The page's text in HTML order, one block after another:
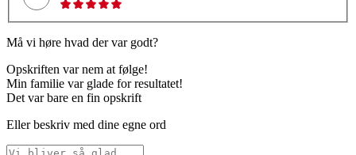
Må vi høre hvad der var godt?
Opskriften var nem at følge!
Min familie var glade for resultatet!
Det var bare en fin opskrift
Eller beskriv med dine egne ord